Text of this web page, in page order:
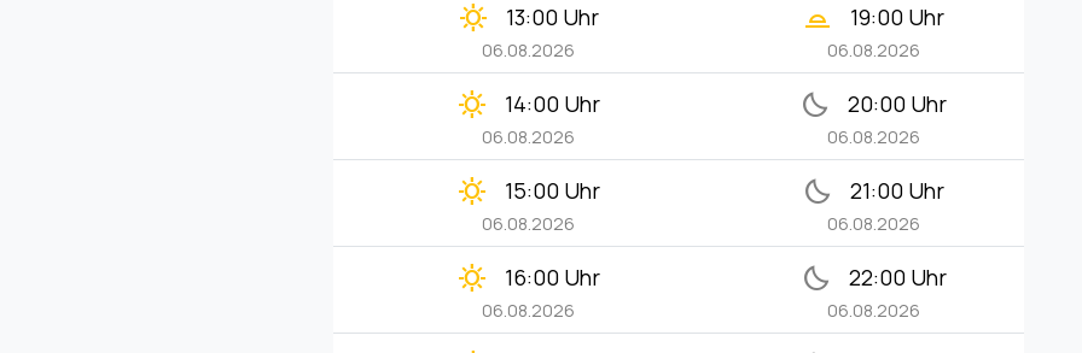
clear_day 13:00 Uhr
06.08.2026
wb_twilight_2 19:00 Uhr
06.08.2026
clear_day 14:00 Uhr
06.08.2026
bedtime 20:00 Uhr
06.08.2026
clear_day 15:00 Uhr
06.08.2026
bedtime 21:00 Uhr
06.08.2026
clear_day 16:00 Uhr
06.08.2026
bedtime 22:00 Uhr
06.08.2026